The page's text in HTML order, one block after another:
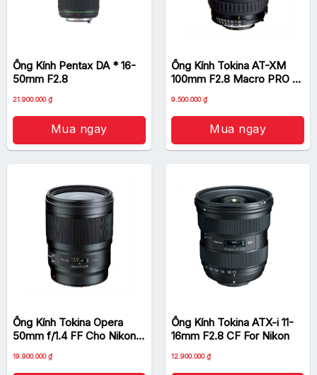
Ống Kính Pentax DA * 16-
50mm F2.8
Giá
là:
25.000.000 ₫.
21.900.000₫Giá
hiện
tại
là:
21.900.000 ₫.
Mua ngay
Ống Kính Tokina AT-XM
100mm F2.8 Macro PRO D
Giá
là:
9.680.000 ₫.
9.500.000₫Giá
hiện
tại
là:
9.500.000 ₫.
Mua ngay
Ống Kính Tokina Opera
50mm f/1.4 FF Cho Nikon
Giá
19.900.000₫Giá
hiện
Ống Kính Tokina ATX-i 11-
16mm F2.8 CF For Nikon
12.900.000₫